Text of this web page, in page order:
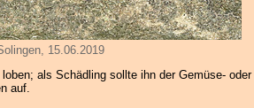
15.06.2019
als Schädling sollte ihn der Gemüse-
auf.